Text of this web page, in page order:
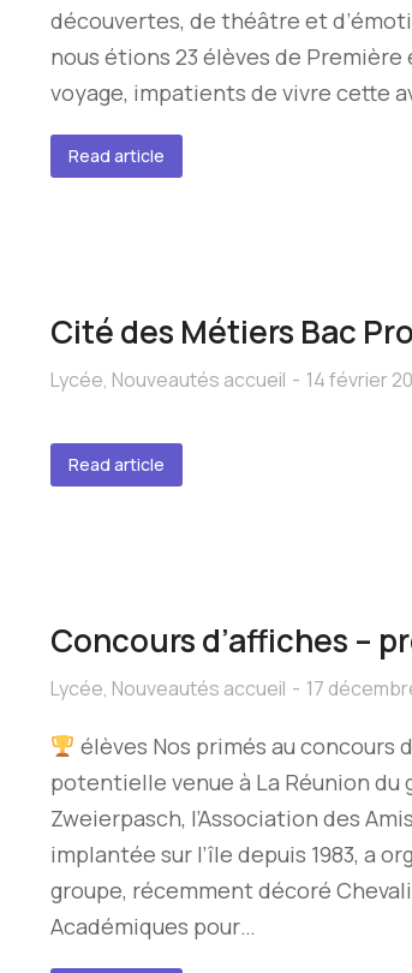
découvertes, de théâtre et
nous étions 23 élèves de
voyage, impatients de vivre cette
Read article
Cité des Métiers Bac
Lycée, Nouveautés accueil 14 février
Read article
Concours d’affiches –
Lycée, Nouveautés accueil 17
élèves Nos primés au concours
potentielle venue à La Réunion du
Zweierpasch, l’Association des
implantée sur l’île depuis 1983, a
groupe, récemment décoré
Académiques pour…